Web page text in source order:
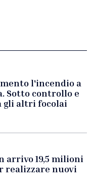
l'incendio a
Sotto controllo e
gli altri focolai
arrivo 19,5 milioni
realizzare nuovi